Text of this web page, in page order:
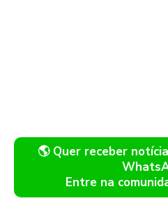
🌎 Quer receber
Entre na